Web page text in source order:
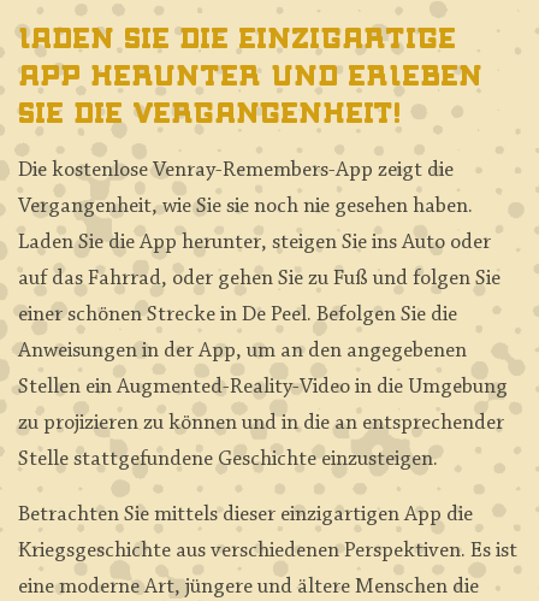
Laden Sie die einzigartige
App herunter und erleben
Sie die Vergangenheit!
Die kostenlose Venray-Remembers-App zeigt die
Vergangenheit, wie Sie sie noch nie gesehen haben.
Laden Sie die App herunter, steigen Sie ins Auto oder
auf das Fahrrad, oder gehen Sie zu Fuß und folgen Sie
einer schönen Strecke in De Peel. Befolgen Sie die
Anweisungen in der App, um an den angegebenen
Stellen ein Augmented-Reality-Video in die Umgebung
zu projizieren zu können und in die an entsprechender
Stelle stattgefundene Geschichte einzusteigen.
Betrachten Sie mittels dieser einzigartigen App die
Kriegsgeschichte aus verschiedenen Perspektiven. Es ist
eine moderne Art, jüngere und ältere Menschen die